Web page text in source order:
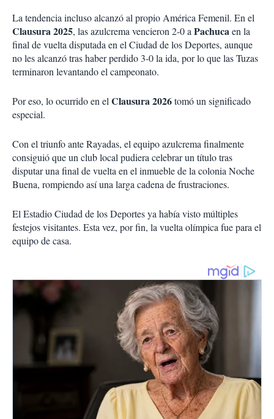
La tendencia incluso alcanzó al propio América Femenil. En el
Clausura 2025, las azulcrema vencieron 2-0 aPachucaen la
final de vuelta disputada en el Ciudad de los Deportes, aunque
no les alcanzó tras haber perdido 3-0 la ida, por lo que las Tuzas
terminaron levantando el campeonato.
Por eso, lo ocurrido en elClausura 2026tomó un significado
especial.
Con el triunfo ante Rayadas, el equipo azulcrema finalmente
consiguió que un club local pudiera celebrar un título tras
disputar una final de vuelta en el inmueble de la colonia Noche
Buena, rompiendo así una larga cadena de frustraciones.
El Estadio Ciudad de los Deportes ya había visto múltiples
festejos visitantes. Esta vez, por fin, la vuelta olímpica fue para el
equipo de casa.